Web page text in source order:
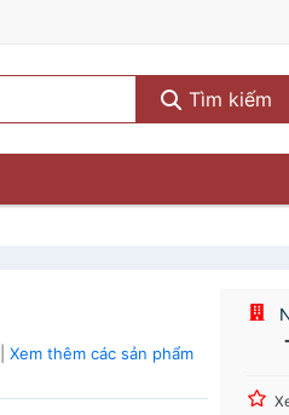
Tìm kiếm
|Xem thêm các sản phẩm